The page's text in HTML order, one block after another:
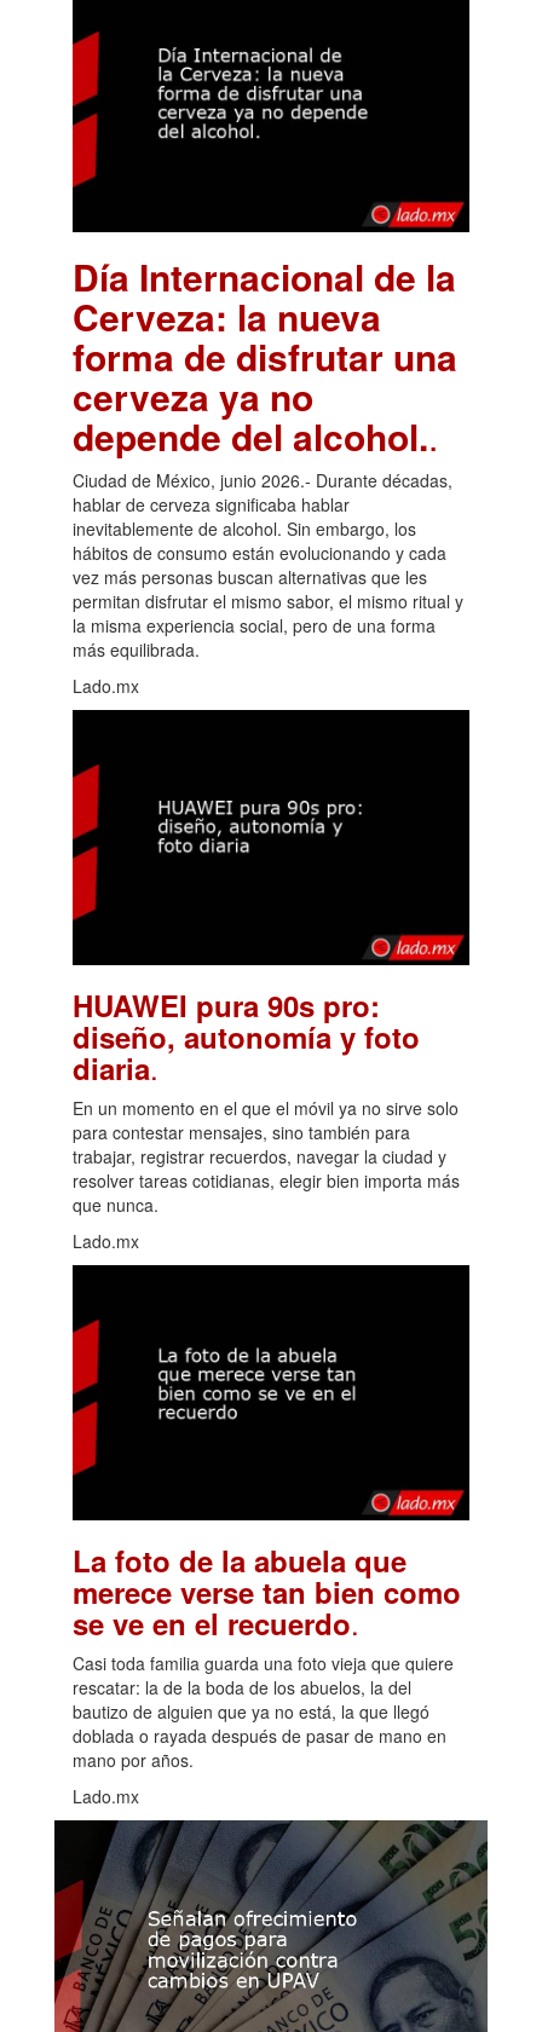
Día Internacional de la
Cerveza: la nueva
forma de disfrutar una
cerveza ya no
depende del alcohol..
Ciudad de México, junio 2026.- Durante décadas,
hablar de cerveza significaba hablar
inevitablemente de alcohol. Sin embargo, los
hábitos de consumo están evolucionando y cada
vez más personas buscan alternativas que les
permitan disfrutar el mismo sabor, el mismo ritual y
la misma experiencia social, pero de una forma
más equilibrada.
Lado.mx
HUAWEI pura 90s pro:
diseño, autonomía y foto
diaria.
En un momento en el que el móvil ya no sirve solo
para contestar mensajes, sino también para
trabajar, registrar recuerdos, navegar la ciudad y
resolver tareas cotidianas, elegir bien importa más
que nunca.
Lado.mx
La foto de la abuela que
merece verse tan bien como
se ve en el recuerdo.
Casi toda familia guarda una foto vieja que quiere
rescatar: la de la boda de los abuelos, la del
bautizo de alguien que ya no está, la que llegó
doblada o rayada después de pasar de mano en
mano por años.
Lado.mx